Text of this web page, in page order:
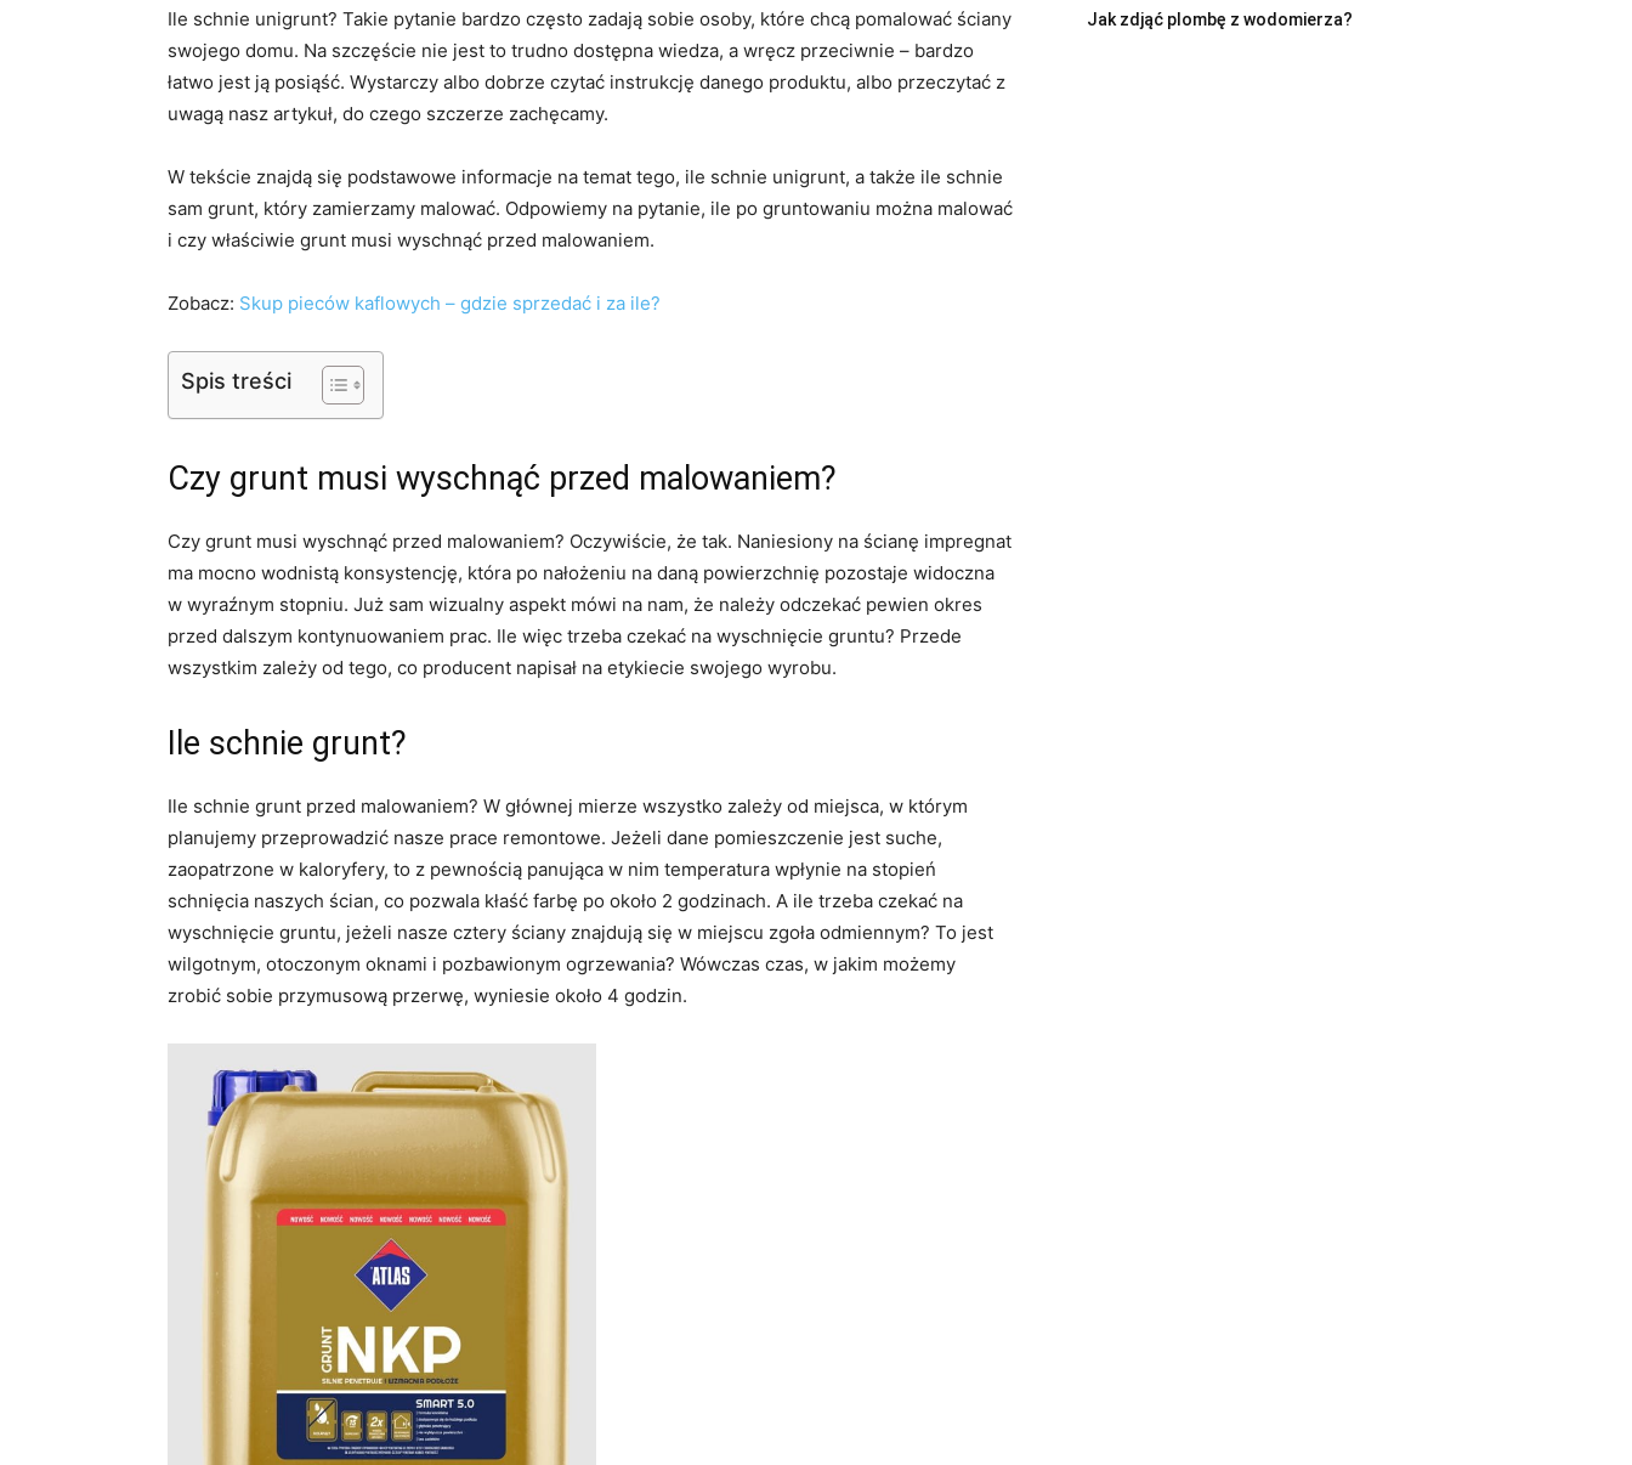
Ile schnie unigrunt? Takie pytanie bardzo często zadają sobie osoby, które chcą pomalować ściany
swojego domu. Na szczęście nie jest to trudno dostępna wiedza, a wręcz przeciwnie – bardzo
łatwo jest ją posiąść. Wystarczy albo dobrze czytać instrukcję danego produktu, albo przeczytać z
uwagą nasz artykuł, do czego szczerze zachęcamy.
W tekście znajdą się podstawowe informacje na temat tego, ile schnie unigrunt, a także ile schnie
sam grunt, który zamierzamy malować. Odpowiemy na pytanie, ile po gruntowaniu można malować
i czy właściwie grunt musi wyschnąć przed malowaniem.
Zobacz: Skup pieców kaflowych – gdzie sprzedać i za ile?
Spis treści
Czy grunt musi wyschnąć przed malowaniem?
Czy grunt musi wyschnąć przed malowaniem? Oczywiście, że tak. Naniesiony na ścianę impregnat
ma mocno wodnistą konsystencję, która po nałożeniu na daną powierzchnię pozostaje widoczna
w wyraźnym stopniu. Już sam wizualny aspekt mówi na nam, że należy odczekać pewien okres
przed dalszym kontynuowaniem prac. Ile więc trzeba czekać na wyschnięcie gruntu? Przede
wszystkim zależy od tego, co producent napisał na etykiecie swojego wyrobu.
Ile schnie grunt?
Ile schnie grunt przed malowaniem? W głównej mierze wszystko zależy od miejsca, w którym
planujemy przeprowadzić nasze prace remontowe. Jeżeli dane pomieszczenie jest suche,
zaopatrzone w kaloryfery, to z pewnością panująca w nim temperatura wpłynie na stopień
schnięcia naszych ścian, co pozwala kłaść farbę po około 2 godzinach. A ile trzeba czekać na
wyschnięcie gruntu, jeżeli nasze cztery ściany znajdują się w miejscu zgoła odmiennym? To jest
wilgotnym, otoczonym oknami i pozbawionym ogrzewania? Wówczas czas, w jakim możemy
zrobić sobie przymusową przerwę, wyniesie około 4 godzin.
Jak zdjąć plombę z wodomierza?